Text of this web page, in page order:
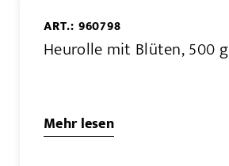
ART.: 960798
Heurolle mit Blüten, 500 g
Mehr lesen